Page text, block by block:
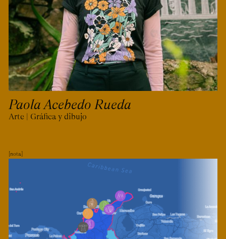
Paola Acebedo Rueda
Arte | Gráfica y dibujo
nota